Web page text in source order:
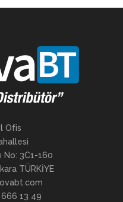
Ofis
No: 3C1-160
TÜRKİYE
666 13 49